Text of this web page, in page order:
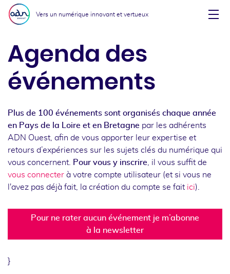
Aller au menu
Aller au contenu
Vers un numérique innovant et vertueux
Agenda des
événements
Plus de 100 événements sont organisés chaque année
en Pays de la Loire et en Bretagne par les adhérents
ADN Ouest, afin de vous apporter leur expertise et
retours d’expériences sur les sujets clés du numérique qui
vous concernent.
Pour vous y inscrire , il vous suffit de
vous connecter à votre compte utilisateur (et si vous ne
l'avez pas déjà fait, la création du compte se fait ici).
Pour ne rater aucun événement je m’abonne
à la newsletter
}